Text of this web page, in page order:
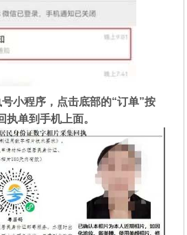
小程序，点击底部的“订单”按
执单到手机上面。